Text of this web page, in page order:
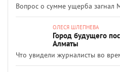
Вопрос о сумме ущерба загнал
ОЛЕСЯ ШЛЕПНЕВА
Город будущего
Алматы
Что увидели журналисты во